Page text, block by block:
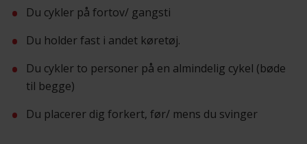
Du cykler på fortov/ gangsti
Du holder fast i andet køretøj.
Du cykler to personer på en almindelig cykel (bøde
til begge)
Du placerer dig forkert, før/ mens du svinger